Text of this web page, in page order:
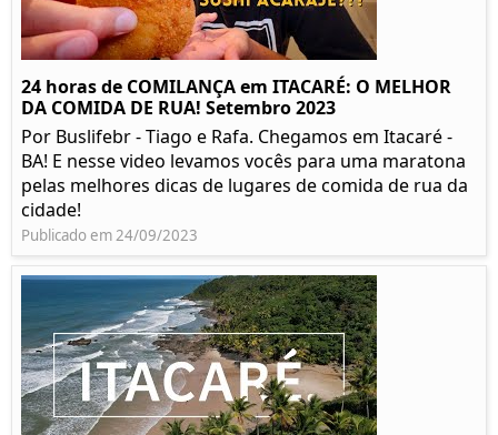
24 horas de COMILANÇA em ITACARÉ: O MELHOR
DA COMIDA DE RUA! Setembro 2023
Por Buslifebr - Tiago e Rafa. Chegamos em Itacaré -
BA! E nesse video levamos vocês para uma maratona
pelas melhores dicas de lugares de comida de rua da
cidade!
Publicado em 24/09/2023